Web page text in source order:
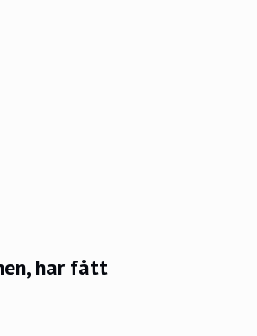
har fått